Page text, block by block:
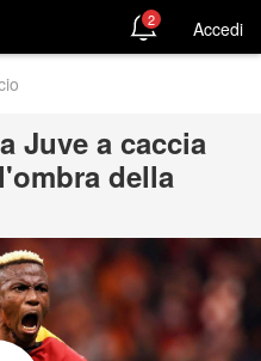
Juve a caccia
della
2 Accedi